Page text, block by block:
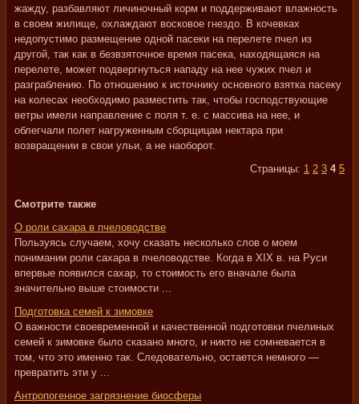
жажду, разбавляют личиночный корм и поддерживают влажность
в своем жилище, охлаждают восковое гнездо. В кочевках
недопустимо размещение одной пасеки на перелете пчел из
другой, так как в безвзяточное время пасека, находящаяся на
перелете, может подвергнуться нападу на нее чужих пчел и
разграблению. По отношению к источнику основного взятка пасеку
на колесах необходимо разместить так, чтобы господствующие
ветры имели направление с поля т. е. с массива на нее, и
облегчали полет нагруженным сборщицам нектара при
возвращении в свои ульи, а не наоборот.
Страницы: 1 2 3 4 5
Смотрите также
О роли сахара в пчеловодстве
Пользуясь случаем, хочу сказать несколько слов о моем
понимании роли сахара в пчеловодстве. Когда в XIX в. на Руси
впервые появился сахар, то стоимость его вначале была
значительно выше стоимости ...
Подготовка семей к зимовке
О важности своевременной и качественной подготовки пчелиных
семей к зимовке было сказано много, и никто не сомневается в
том, что это именно так. Следовательно, остается немного —
превратить эти у ...
Антропогенное загрязнение биосферы